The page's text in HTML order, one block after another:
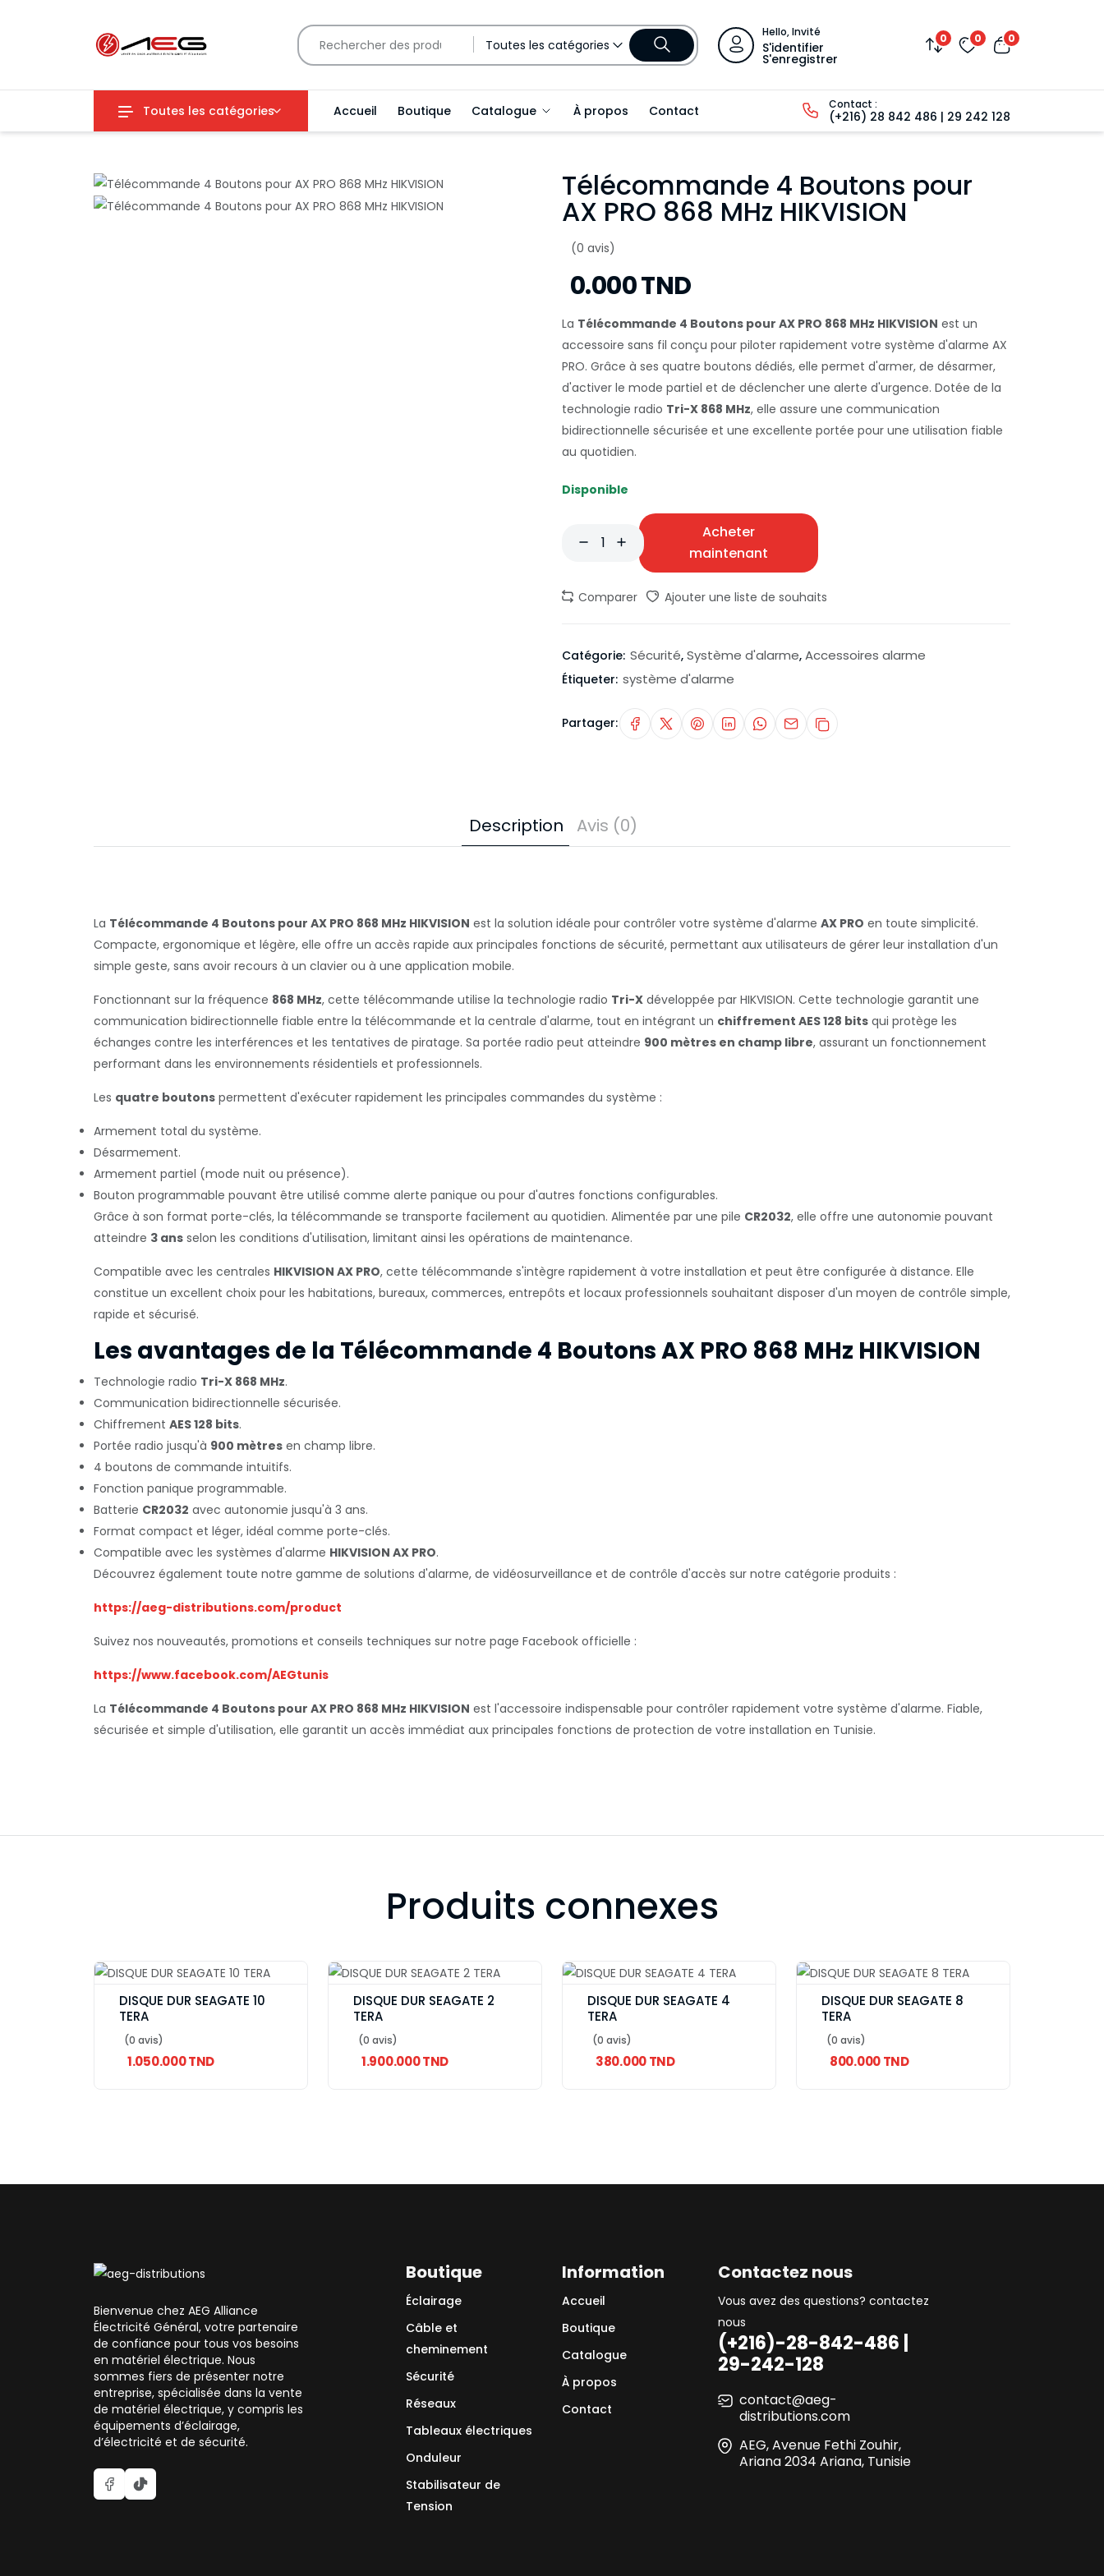
Toutes les catégories
Hello, Invité
S'identifier
S'enregistrer
0 0 0
Toutes les catégories Accueil Boutique Catalogue À propos Contact Contact :
(+216) 28 842 486 | 29 242 128
Télécommande 4 Boutons pour
AX PRO 868 MHz HIKVISION
(0 avis)
0.000 TND
La Télécommande 4 Boutons pour AX PRO 868 MHz HIKVISION est un
accessoire sans fil conçu pour piloter rapidement votre système d'alarme AX
PRO. Grâce à ses quatre boutons dédiés, elle permet d'armer, de désarmer,
d'activer le mode partiel et de déclencher une alerte d'urgence. Dotée de la
technologie radio Tri-X 868 MHz, elle assure une communication
bidirectionnelle sécurisée et une excellente portée pour une utilisation fiable
au quotidien.
Disponible
Acheter
maintenant
Comparer Ajouter une liste de souhaits
Catégorie: Sécurité, Système d'alarme, Accessoires alarme
Étiqueter: système d'alarme
Partager:
Description Avis (0)
La Télécommande 4 Boutons pour AX PRO 868 MHz HIKVISION est la solution idéale pour contrôler votre système d'alarme AX PRO en toute simplicité.
Compacte, ergonomique et légère, elle offre un accès rapide aux principales fonctions de sécurité, permettant aux utilisateurs de gérer leur installation d'un
simple geste, sans avoir recours à un clavier ou à une application mobile.
Fonctionnant sur la fréquence 868 MHz, cette télécommande utilise la technologie radio Tri-X développée par HIKVISION. Cette technologie garantit une
communication bidirectionnelle fiable entre la télécommande et la centrale d'alarme, tout en intégrant un chiffrement AES 128 bits qui protège les
échanges contre les interférences et les tentatives de piratage. Sa portée radio peut atteindre 900 mètres en champ libre, assurant un fonctionnement
performant dans les environnements résidentiels et professionnels.
Les quatre boutons permettent d'exécuter rapidement les principales commandes du système :
Armement total du système.
Désarmement.
Armement partiel (mode nuit ou présence).
Bouton programmable pouvant être utilisé comme alerte panique ou pour d'autres fonctions configurables.
Grâce à son format porte-clés, la télécommande se transporte facilement au quotidien. Alimentée par une pile CR2032, elle offre une autonomie pouvant
atteindre 3 ans selon les conditions d'utilisation, limitant ainsi les opérations de maintenance.
Compatible avec les centrales HIKVISION AX PRO, cette télécommande s'intègre rapidement à votre installation et peut être configurée à distance. Elle
constitue un excellent choix pour les habitations, bureaux, commerces, entrepôts et locaux professionnels souhaitant disposer d'un moyen de contrôle simple,
rapide et sécurisé.
Les avantages de la Télécommande 4 Boutons AX PRO 868 MHz HIKVISION
Technologie radio Tri-X 868 MHz.
Communication bidirectionnelle sécurisée.
Chiffrement AES 128 bits.
Portée radio jusqu'à 900 mètres en champ libre.
4 boutons de commande intuitifs.
Fonction panique programmable.
Batterie CR2032 avec autonomie jusqu'à 3 ans.
Format compact et léger, idéal comme porte-clés.
Compatible avec les systèmes d'alarme HIKVISION AX PRO.
Découvrez également toute notre gamme de solutions d'alarme, de vidéosurveillance et de contrôle d'accès sur notre catégorie produits :
https://aeg-distributions.com/product
Suivez nos nouveautés, promotions et conseils techniques sur notre page Facebook officielle :
https://www.facebook.com/AEGtunis
La Télécommande 4 Boutons pour AX PRO 868 MHz HIKVISION est l'accessoire indispensable pour contrôler rapidement votre système d'alarme. Fiable,
sécurisée et simple d'utilisation, elle garantit un accès immédiat aux principales fonctions de protection de votre installation en Tunisie.
Produits connexes
DISQUE DUR SEAGATE 10
TERA
(0 avis)
1.050.000 TND
DISQUE DUR SEAGATE 2
TERA
(0 avis)
1.900.000 TND
DISQUE DUR SEAGATE 4
TERA
(0 avis)
380.000 TND
DISQUE DUR SEAGATE 8
TERA
(0 avis)
800.000 TND
Bienvenue chez AEG Alliance
Électricité Général, votre partenaire
de confiance pour tous vos besoins
en matériel électrique. Nous
sommes fiers de présenter notre
entreprise, spécialisée dans la vente
de matériel électrique, y compris les
équipements d’éclairage,
d’électricité et de sécurité.
Boutique
Éclairage
Câble et
cheminement
Sécurité
Réseaux
Tableaux électriques
Onduleur
Stabilisateur de
Tension
Information
Accueil
Boutique
Catalogue
À propos
Contact
Contactez nous
Vous avez des questions? contactez
nous
(+216)-28-842-486 |
29-242-128
contact@aeg-
distributions.com
AEG, Avenue Fethi Zouhir,
Ariana 2034 Ariana, Tunisie